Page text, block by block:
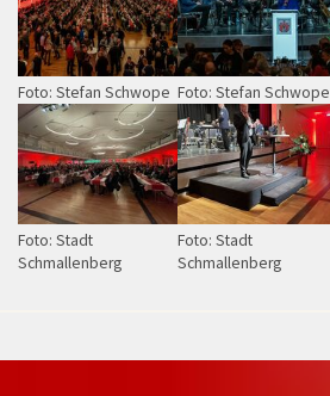
Freizeit & Kultur
Wirtschaft
Foto: Stefan Schwope Foto: Stefan Schwope
Foto: Stadt
Schmallenberg
Foto: Stadt
Schmallenberg